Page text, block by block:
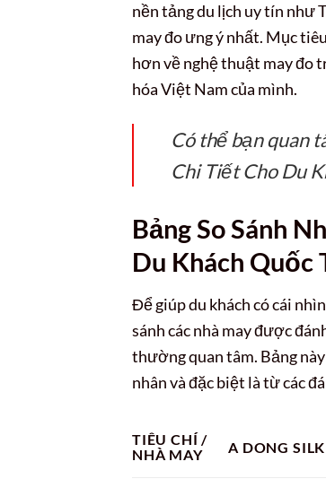
nền tảng du lịch uy tín như
may đo ưng ý nhất. Mục
hơn về nghệ thuật may đo
hóa Việt Nam của mình.
Có thể bạn quan
Chi Tiết Cho Du
Bảng So Sánh
Du Khách Quốc
Để giúp du khách có cái
sánh các nhà may được
thường quan tâm. Bảng
nhân và đặc biệt là từ các
TIÊU CHÍ /
NHÀ MAY
A DONG SILK